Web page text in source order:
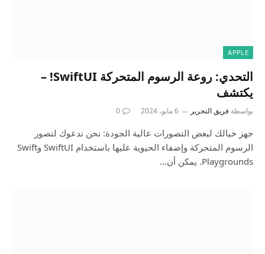
APPLE
التحدي: روعة الرسوم المتحركة SwiftUI! –
يكتشف
بواسطة فريق التحرير 6 مايو، 2024 0
جهز خيالك لبعض التصورات عالية الجودة: نحن ندعوك لتصور
الرسوم المتحركة وإضفاء الحيوية عليها باستخدام SwiftUI وSwift
Playgrounds. يمكن أن…